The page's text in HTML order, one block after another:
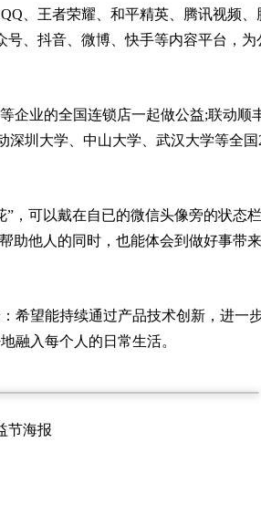
、王者荣耀、和平精英、腾讯视频、
、抖音、微博、快手等内容平台，为
企业的全国连锁店一起做公益;联动顺
深圳大学、中山大学、武汉大学等全
，可以戴在自已的微信头像旁的状态栏
助他人的同时，也能体会到做好事带
希望能持续通过产品技术创新，进一
融入每个人的日常生活。
节海报